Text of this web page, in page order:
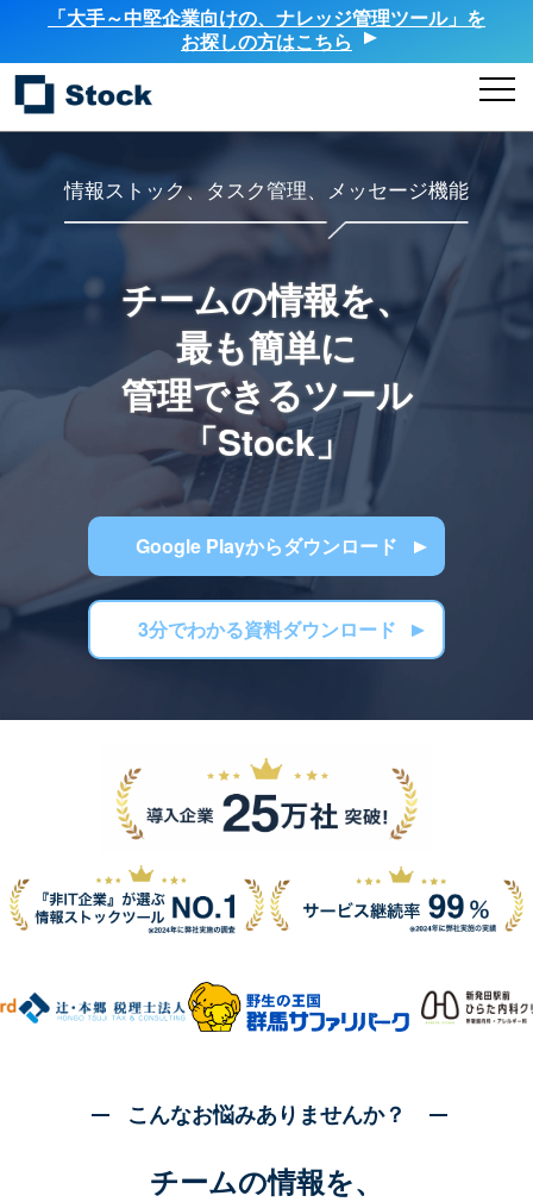
「大手～中堅企業向けの、ナレッジ管理ツール」を
お探しの方はこちら
情報ストック、タスク管理、メッセージ機能
チームの情報を、
最も簡単に
管理できるツール
「Stock」
Google Playからダウンロード
3分でわかる資料ダウンロード
こんなお悩みありませんか？
チームの情報を、